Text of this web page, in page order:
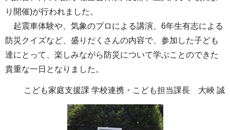
り開催)が行われました。
起震車体験や、気象のプロによる講演、6年生有志による
防災クイズなど、盛りだくさんの内容で、参加した子ども
達にとって、楽しみながら防災について学ぶことのできた
貴重な一日となりました。
こども家庭支援課 学校連携・こども担当課長 大峽 誠